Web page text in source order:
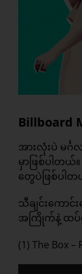
Billboard
အားလုံးပဲ မင်္
မှာဖြစ်ပါတ
တွေပဲဖြစ်ပါတ
သီချင်းကော
အကြိုက်နဲ့ ထပ်တူ
(1) The Box –